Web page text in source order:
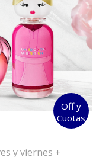
Off y
Cuotas
y viernes +